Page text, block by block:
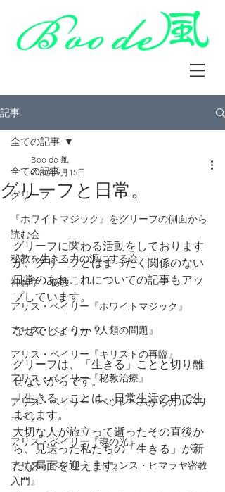
記事
全ての記事
グリーフ
『ホワイトマジック』をグリーフの側面から
読む会
秘教を生きる力の源にする会
神智学・秘教
アリス・ベイリー『ホワイトマジック』
アリス・ベイリー『人類の問題』
アリス・ベイリー『キリストの再臨』
アリス・ベイリー『秘教治療』
アリス・ベイリー『ベツレヘムからカルバリ
ーへ』
アリス・ベイリー『魂の光』
アリス・ベイリー『トランス・ヒマラヤ密教
入門』
全ての記事
グリーフと日常。
Boo de 風
2020年9月15日
グリーフに関わる活動をしております
が、グリーフとはまったく関係のない
日常のあれこれについての記事もアッ
プしています。
なぜでしょうか？
グリーフは、「生きる」ことと切り離
せないからです。
「生きる」ことは、日常生活の中で生
まれます。
大切な人が旅立って逝ったその直後か
ら、見送った私たちの「生きる」が新
たな局面を迎えます。